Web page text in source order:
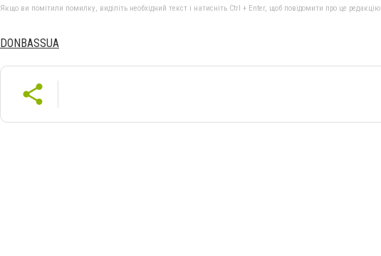
Якщо ви помітили помилку, виділіть необхідний текст і натисніть Ctrl + Enter, щоб повідомити про це редакцію
DONBASSUA